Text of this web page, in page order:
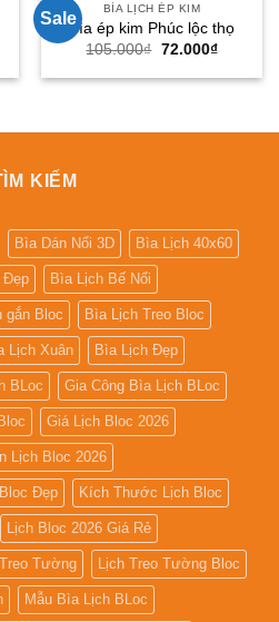
Sale
BÌA LỊCH ÉP KIM
Bìa ép kim Phúc lộc thọ
105.000₫ Giá
là:
72.000₫Giá
tại
KIẾM
Bìa Dán Nổi 3D Bìa Lịch 40x60
Đẹp Bìa Lịch Bế Nổi
gắn Bloc Bìa Lịch Treo Bloc
Lịch Xuân Bìa Lịch Đẹp
BLoc Gia Công Bìa Lịch BLoc
Giá Lịch Bloc 2026
In Lịch Bloc 2026
Đẹp Kích Thước Lịch Bloc
Lịch Bloc 2026 Giá Rẻ
Treo Tường Lịch Treo Tường Bloc
Mẫu Bìa Lịch BLoc